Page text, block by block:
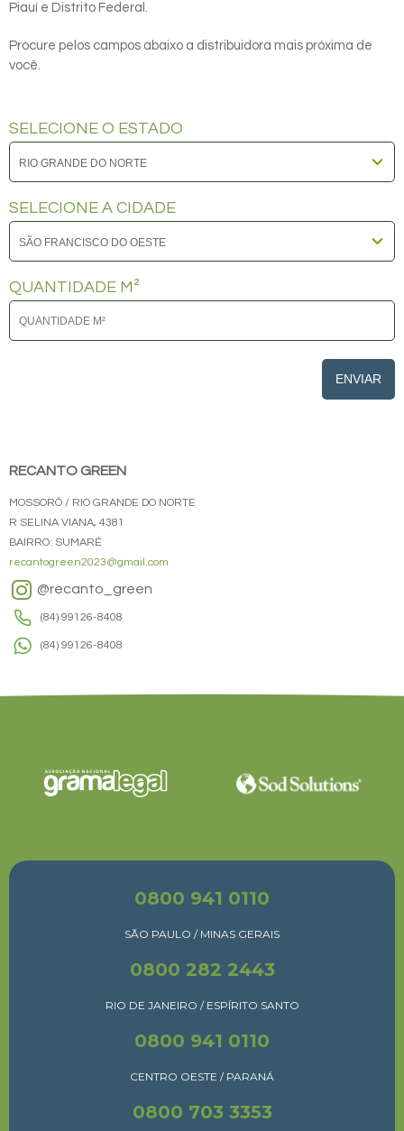
Piauí e Distrito Federal.
Procure pelos campos abaixo a distribuidora mais próxima de
você.
SELECIONE O ESTADO
SELECIONE A CIDADE
QUANTIDADE M²
ENVIAR
RECANTO GREEN
MOSSORÓ / RIO GRANDE DO NORTE
R SELINA VIANA, 4381
BAIRRO: SUMARÉ
recantogreen2023@gmail.com
@recanto_green
(84) 99126-8408
(84) 99126-8408
0800 941 0110
SÃO PAULO / MINAS GERAIS
0800 282 2443
RIO DE JANEIRO / ESPÍRITO SANTO
0800 941 0110
CENTRO OESTE / PARANÁ
0800 703 3353